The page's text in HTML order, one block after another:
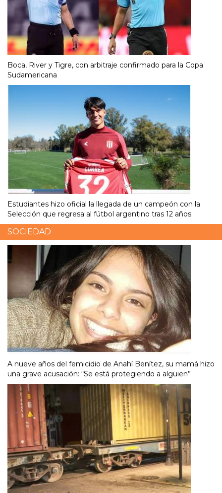
Boca, River y Tigre, con arbitraje confirmado para la Copa
Sudamericana
Estudiantes hizo oficial la llegada de un campeón con la
Selección que regresa al fútbol argentino tras 12 años
SOCIEDAD
A nueve años del femicidio de Anahí Benítez, su mamá hizo
una grave acusación: “Se está protegiendo a alguien”